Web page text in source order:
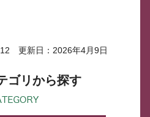
更新日：2026年4月9日
ゴリから探す